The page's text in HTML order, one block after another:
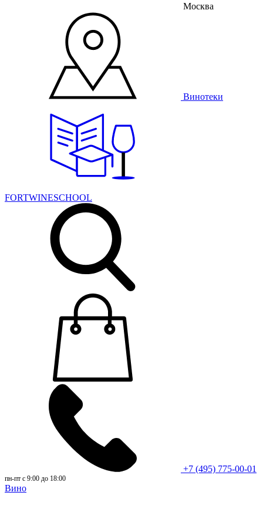
Москва
Винотеки
FORTWINESCHOOL
+7 (495) 775-00-01
пн-пт с 9:00 до 18:00
Вино